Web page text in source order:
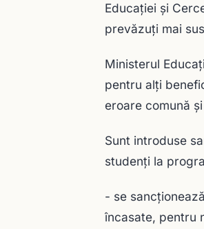
Educaţiei şi
prevăzuţi mai
Ministerul
pentru alţi
eroare comună
Sunt introduse
studenți la
- se
încasate, pentru